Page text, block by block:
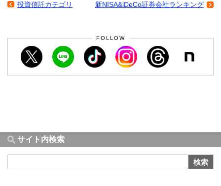
投資信託カテゴリ 新NISA&iDeCo証券会社ランキング
FOLLOW
サイト内検索
検索